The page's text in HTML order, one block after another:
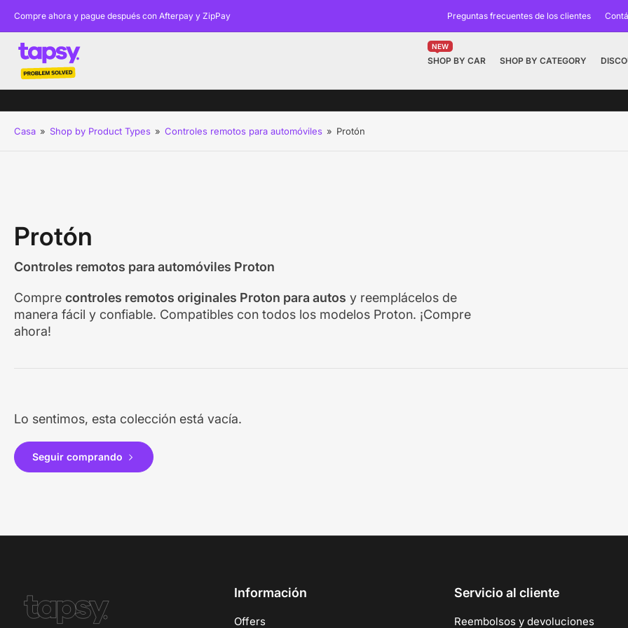
Compre ahora y pague después con Afterpay y ZipPay Preguntas frecuentes de los clientes
SHOP BY CAR
NEW
SHOP BY CATEGORY
Casa » Shop by Product Types » Controles remotos para automóviles » Protón
Protón
Controles remotos para automóviles Proton
Compre controles remotos originales Proton para autos y reemplácelos de
manera fácil y confiable. Compatibles con todos los modelos Proton. ¡Compre
ahora!
Lo sentimos, esta colección está vacía.
Seguir comprando
Información
Offers
Servicio al cliente
Reembolsos y devoluciones